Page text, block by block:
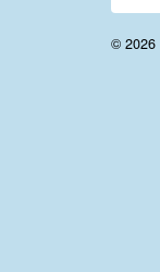
© 2026